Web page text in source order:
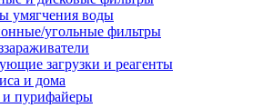
умягчения воды
угольные фильтры
загрузки и реагенты
и дома
пурифайеры